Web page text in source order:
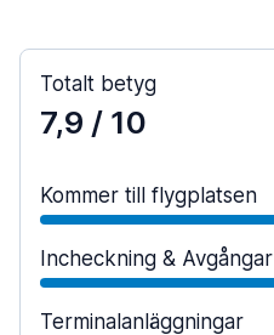
Totalt betyg
7,9 / 10
Kommer till flygplatsen
Incheckning & Avgångar
Terminalanläggningar